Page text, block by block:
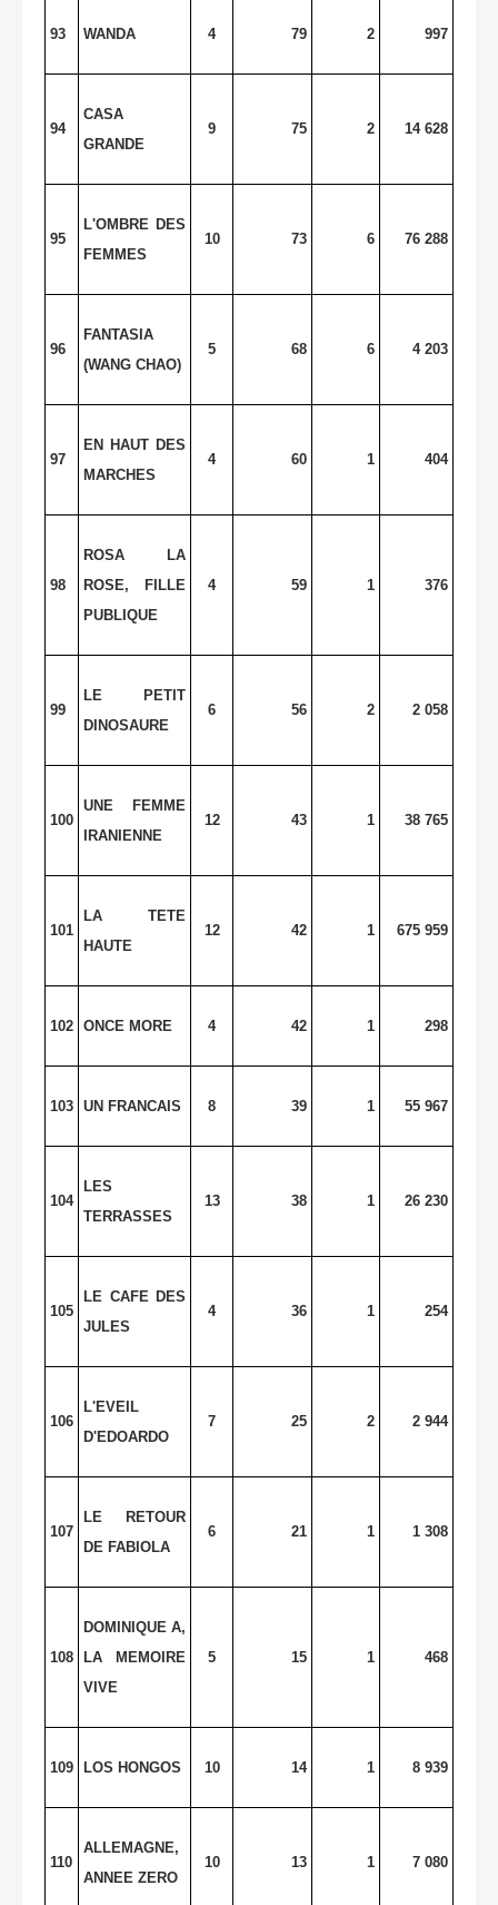
93 WANDA 4 79 2 997
94
CASA
GRANDE
9 75 2 14 628
95
L'OMBRE DES
FEMMES
10 73 6 76 288
96
FANTASIA
(WANG CHAO)
5 68 6 4 203
97
EN HAUT DES
MARCHES
4 60 1 404
98
ROSA LA
ROSE, FILLE
PUBLIQUE
4 59 1 376
99
LE PETIT
DINOSAURE
6 56 2 2 058
100
UNE FEMME
IRANIENNE
12 43 1 38 765
101
LA TETE
HAUTE
12 42 1 675 959
102 ONCE MORE 4 42 1 298
103 UN FRANCAIS 8 39 1 55 967
104
LES
TERRASSES
13 38 1 26 230
105
LE CAFE DES
JULES
4 36 1 254
106
L'EVEIL
D'EDOARDO
7 25 2 2 944
107
LE RETOUR
DE FABIOLA
6 21 1 1 308
108
DOMINIQUE A,
LA MEMOIRE
VIVE
5 15 1 468
109 LOS HONGOS 10 14 1 8 939
110
ALLEMAGNE,
ANNEE ZERO
10 13 1 7 080